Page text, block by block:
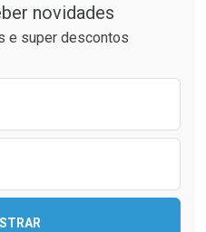
novidades
e super descontos